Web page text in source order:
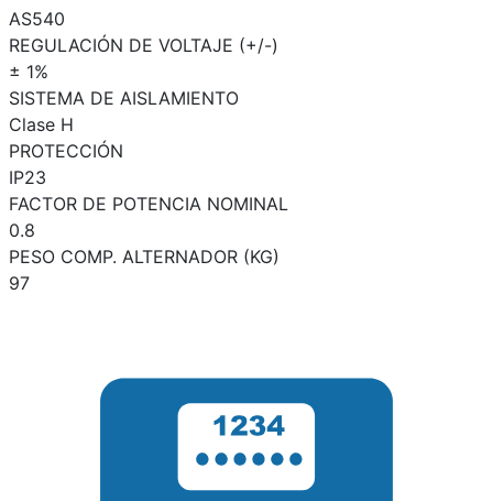
AS540
REGULACIÓN DE VOLTAJE (+/-)
± 1%
SISTEMA DE AISLAMIENTO
Clase H
PROTECCIÓN
IP23
FACTOR DE POTENCIA NOMINAL
0.8
PESO COMP. ALTERNADOR (KG)
97